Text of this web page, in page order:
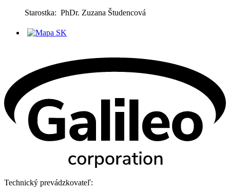
Starostka: PhDr. Zuzana Študencová
Technický prevádzkovateľ: